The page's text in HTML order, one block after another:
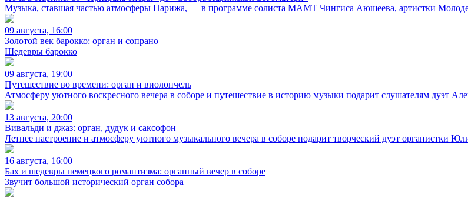
Музыка, ставшая частью атмосферы Парижа, — в программе солиста МАМТ Чингиса Аюшеева, артистки
09 августа, 16:00
Золотой век барокко: орган и сопрано
Шедевры барокко
09 августа, 19:00
Путешествие во времени: орган и виолончель
Атмосферу уютного воскресного вечера в соборе и путешествие в историю музыки подарит слушателям дуэт
13 августа, 20:00
Вивальди и джаз: орган, дудук и саксофон
Летнее настроение и атмосферу уютного музыкального вечера в соборе подарит творческий дуэт органистки
16 августа, 16:00
Бах и шедевры немецкого романтизма: органный вечер в соборе
Звучит большой исторический орган собора